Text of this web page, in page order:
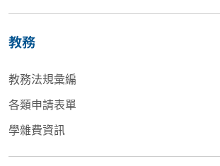
教務
教務法規彙編
各類申請表單
學雜費資訊